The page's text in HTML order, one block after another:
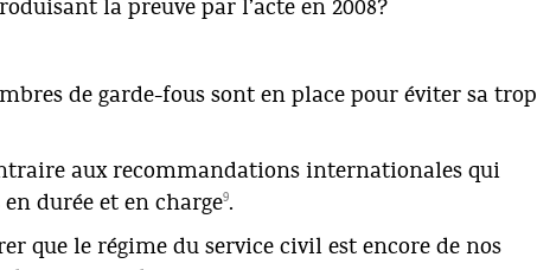
la preuve par l’acte en 2008?
de garde-fous sont en place pour éviter sa trop
aux recommandations internationales qui
durée et en charge9.
que le régime du service civil est encore de nos